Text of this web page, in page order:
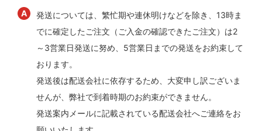
発送については、繁忙期や連休明けなどを除き、13時ま
でに確定したご注文（ご入金の確認できたご注文）は2
～3営業日発送に努め、5営業日までの発送をお約束して
おります。
発送後は配送会社に依存するため、大変申し訳ございま
せんが、弊社で到着時期のお約束ができません。
発送案内メールに記載されている配送会社へご連絡をお